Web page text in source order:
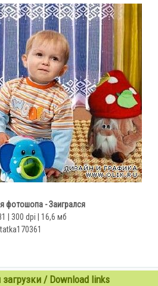
фотошопа - Заигрался
| 300 dpi | 16,6 мб
/ Download links